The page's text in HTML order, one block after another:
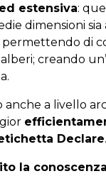
estensiva:
dimensioni
permettendo di
creando
anche a livello
Declare.
la